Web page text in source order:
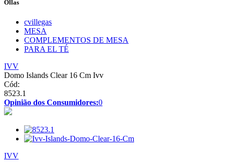
Ollas
cvillegas
MESA
COMPLEMENTOS DE MESA
PARA EL TÉ
IVV
Domo Islands Clear 16 Cm Ivv
Cód:
8523.1
Opinião dos Consumidores:0
IVV